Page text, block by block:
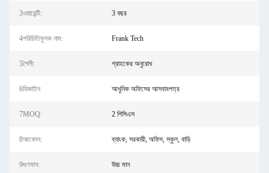
3ওয়ারেন্টি: 3 বছর
4পরিচিতিমুলক নাম: Frank Tech
5শৈলী: গ্রাহকের অনুরোধ
6ডিজাইন: আধুনিক অফিসের আসবাবপত্র
7MOQ: 2 পিসিএস
8আবেদন: ব্যাংক, সরকারী, অফিস, স্কুল, বাড়ি
9গুণমান: উচ্চ মান